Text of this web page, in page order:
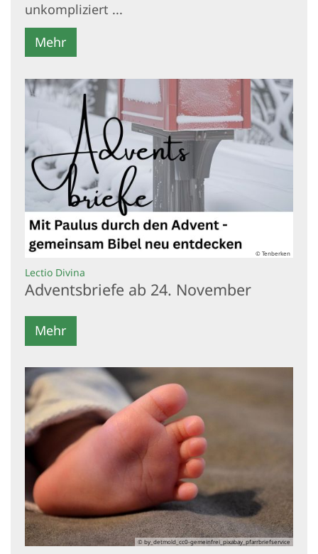
unkompliziert ...
Mehr
© Tenberken
Lectio Divina
Adventsbriefe ab 24. November
Mehr
© by_detmold_cc0-gemeinfrei_pixabay_pfarrbriefservice